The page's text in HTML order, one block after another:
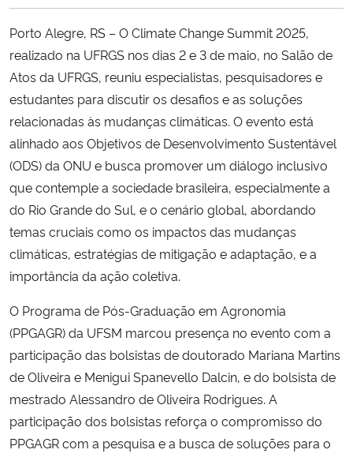
Ministério da Ciência, Tecnologia, Inovações e Comunicações
Ministério do Meio Ambiente
Ministério do Turismo
Ministério do Desenvolvimento Regional
Controladoria-Geral da União
Ministério da Mulher, da Família e dos Direitos Humanos
Secretaria-Geral
Secretaria de Governo
Gabinete de Segurança Institucional
Banco Central do Brasil
Porto Alegre, RS – O Climate Change Summit 2025,
realizado na UFRGS nos dias 2 e 3 de maio, no Salão de
Atos da UFRGS, reuniu especialistas, pesquisadores e
estudantes para discutir os desafios e as soluções
relacionadas às mudanças climáticas. O evento está
alinhado aos Objetivos de Desenvolvimento Sustentável
(ODS) da ONU e busca promover um diálogo inclusivo
que contemple a sociedade brasileira, especialmente a
do Rio Grande do Sul, e o cenário global, abordando
temas cruciais como os impactos das mudanças
climáticas, estratégias de mitigação e adaptação, e a
importância da ação coletiva.
O Programa de Pós-Graduação em Agronomia
(PPGAGR) da UFSM marcou presença no evento com a
participação das bolsistas de doutorado Mariana Martins
de Oliveira e Menigui Spanevello Dalcin, e do bolsista de
mestrado Alessandro de Oliveira Rodrigues. A
participação dos bolsistas reforça o compromisso do
PPGAGR com a pesquisa e a busca de soluções para o